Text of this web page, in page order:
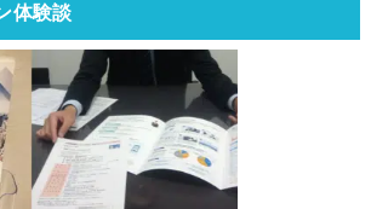
体験談